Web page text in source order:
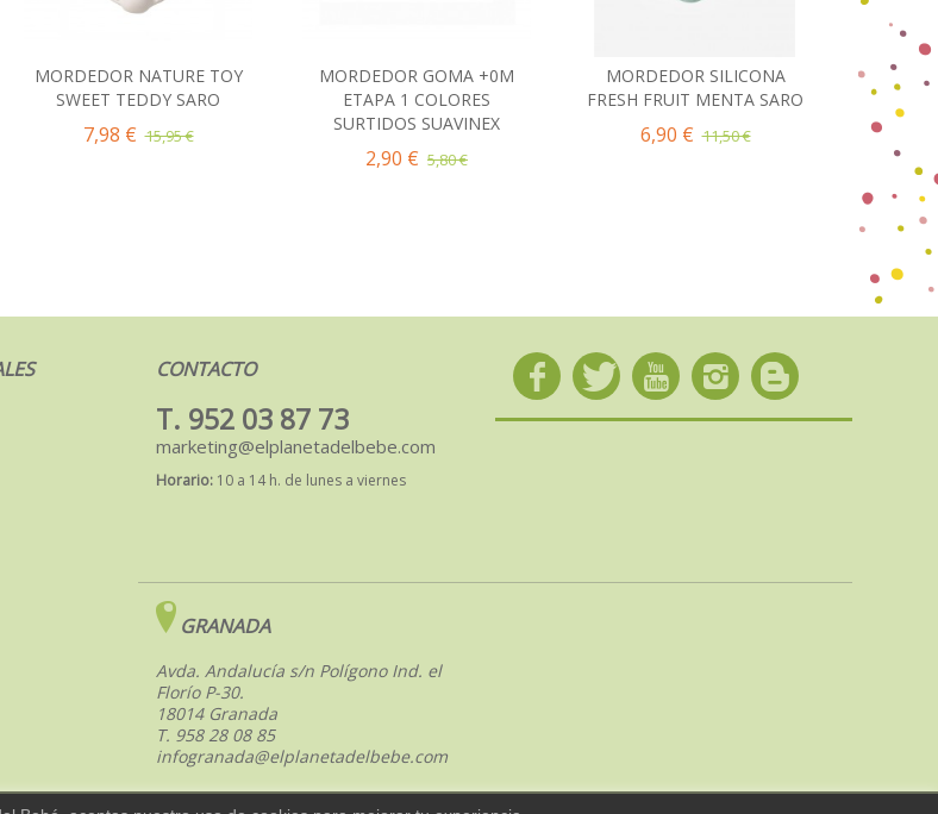
Añadir al carrito
MORDEDOR NATURE TOY
SWEET TEDDY SARO
7,98 € 15,95 €
Añadir al carrito
MORDEDOR GOMA +0M
ETAPA 1 COLORES
SURTIDOS SUAVINEX
2,90 € 5,80 €
Añadir al carrito
MORDEDOR SILICONA
FRESH FRUIT MENTA SARO
6,90 € 11,50 €
FRESH
CONTACTO
T. 952 03 87 73
marketing@elplanetadelbebe.com
Horario: 10 a 14 h. de lunes a viernes
GRANADA
Avda. Andalucía s/n Polígono Ind. el
Florío P-30.
18014 Granada
T. 958 28 08 85
infogranada@elplanetadelbebe.com